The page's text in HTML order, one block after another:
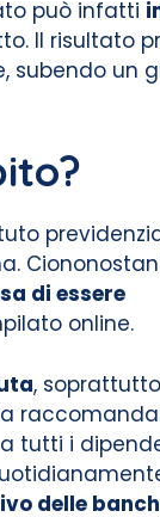
può infatti
Il risultato
subendo un
di essere
online.
,
tutti i
delle